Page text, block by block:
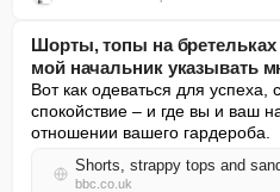
Шорты, топы на
мой начальник указывать
Вот как одеваться для успеха,
спокойствие – и где вы и ваш
отношении вашего гардероба.
bbc.co.uk